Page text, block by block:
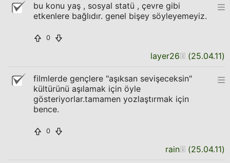
bu konu yaş , sosyal statü , çevre gibi
etkenlere bağlıdır. genel bişey söyleyemeyiz.
0
layer26 (25.04.11)
filmlerde gençlere "aşıksan sevişeceksin"
kültürünü aşılamak için öyle
gösteriyorlar.tamamen yozlaştırmak için
bence.
0
rain (25.04.11)